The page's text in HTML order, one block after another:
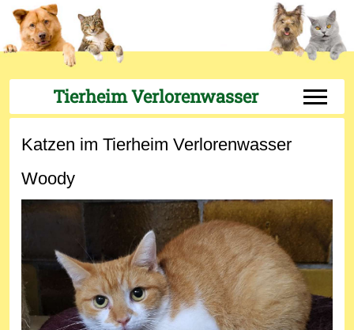
Tierheim Verlorenwasser Off-
Katzen im Tierheim Verlorenwasser
Woody